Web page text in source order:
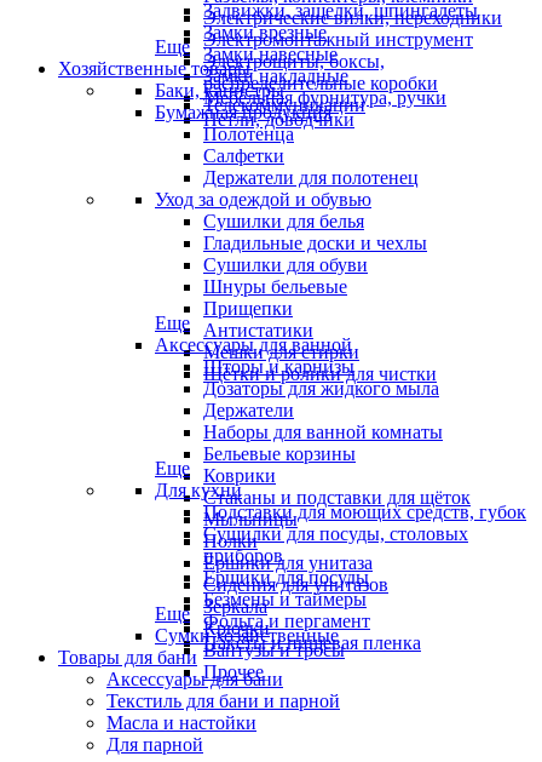
Электрические вилки, переходники
Электромонтажный инструмент
Электрощиты, боксы,
распределительные коробки
Телекоммуникации
Задвижки, защелки, шпингалеты
Замки врезные
Замки навесные
Замки накладные
Мебельная фурнитура, ручки
Петли, доводчики
Еще
Хозяйственные товары
Баки, канистры
Бумажная продукция
Полотенца
Салфетки
Держатели для полотенец
Уход за одеждой и обувью
Сушилки для белья
Гладильные доски и чехлы
Сушилки для обуви
Шнуры бельевые
Прищепки
Антистатики
Мешки для стирки
Щётки и ролики для чистки
Еще
Аксессуары для ванной
Шторы и карнизы
Дозаторы для жидкого мыла
Держатели
Наборы для ванной комнаты
Бельевые корзины
Коврики
Стаканы и подставки для щёток
Мыльницы
Полки
Ёршики для унитаза
Сидения для унитазов
Зеркала
Крючки
Вантузы и тросы
Прочее
Еще
Для кухни
Подставки для моющих средств, губок
Сушилки для посуды, столовых
приборов
Ёршики для посуды
Безмены и таймеры
Фольга и пергамент
Пакеты и пищевая пленка
Еще
Сумки хозяйственные
Товары для бани
Аксессуары для бани
Текстиль для бани и парной
Масла и настойки
Для парной